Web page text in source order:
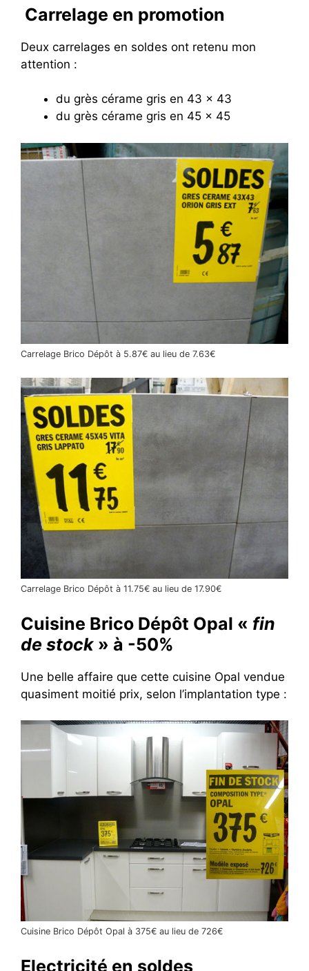
Carrelage en promotion
Deux carrelages en soldes ont retenu mon
attention :
du grès cérame gris en 43 x 43
du grès cérame gris en 45 x 45
Carrelage Brico Dépôt à 5.87€ au lieu de 7.63€
Carrelage Brico Dépôt à 11.75€ au lieu de 17.90€
Cuisine Brico Dépôt Opal « fin
de stock » à -50%
Une belle affaire que cette cuisine Opal vendue
quasiment moitié prix, selon l’implantation type :
Cuisine Brico Dépôt Opal à 375€ au lieu de 726€
Electricité en soldes